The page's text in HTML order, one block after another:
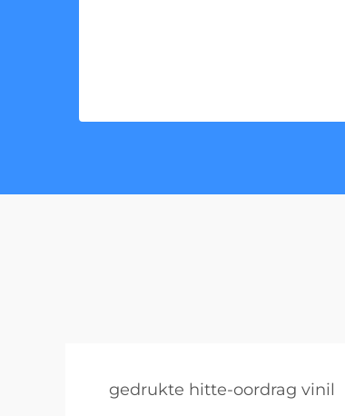
gedrukte hitte-oordrag vinil